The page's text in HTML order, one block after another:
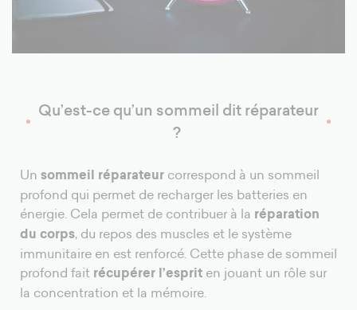
Qu’est-ce qu’un sommeil dit réparateur
?
Un sommeil réparateur correspond à un sommeil
profond qui permet de recharger les batteries en
énergie. Cela permet de contribuer à la réparation
du corps, du repos des muscles et le système
immunitaire en est renforcé. Cette phase de sommeil
profond fait récupérer l’esprit en jouant un rôle sur
la concentration et la mémoire.